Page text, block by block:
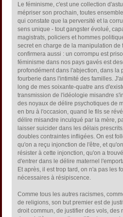
Le féminisme, c'est une collection
mépriser son prochain, toutes
qui constate que la perversité et la
sens unique - tout gangster évolué,
magistrats, policiers et hommes
secret en charge de la manipulation de
confirmera aussi : un corrompu est
féminisme dans nos pays gavés est
profondément dans l'abjection, dans la
fourberie dans l'intimité des familles.
long de mes soixante-quatre ans
transmission de l'idéologie misandre
des noyaux de délire psychotiques de
en bru à l'occasion, quand le fils se
délire misandre inculqué par la mère,
laisser suicider dans les délais
doubles contraintes infligées. On est
qu'on a reçu injonction de l'être, et
résister à cette injonction, qu'on a
d'entrer dans le délire maternel
Et après, il est trop tard, on n'a pas les
nécessaires à résipiscence.
Comme tous les autres racismes,
de religions, son but premier est de
droit commun, de justifier des vols, des